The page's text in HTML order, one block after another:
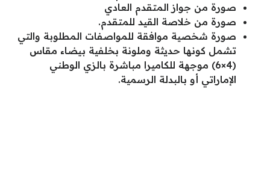
صورة من جواز المتقدم العادي
صورة من خلاصة القيد للمتقدم.
صورة شخصية موافقة للمواصفات المطلوبة والتي
تشمل كونها حديثة وملونة بخلفية بيضاء مقاس
(4×6) موجهة للكاميرا مباشرة بالزي الوطني
الإماراتي أو بالبدلة الرسمية.